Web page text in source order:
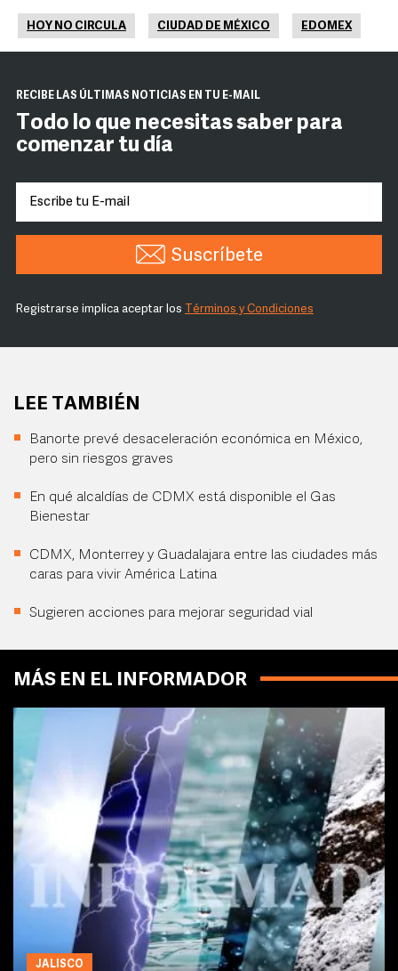
HOY NO CIRCULA CIUDAD DE MÉXICO EDOMEX
RECIBE LAS ÚLTIMAS NOTICIAS EN TU E-MAIL
Todo lo que necesitas saber para
comenzar tu día
Suscríbete
Registrarse implica aceptar los Términos y Condiciones
LEE TAMBIÉN
Banorte prevé desaceleración económica en México,
pero sin riesgos graves
En qué alcaldías de CDMX está disponible el Gas
Bienestar
CDMX, Monterrey y Guadalajara entre las ciudades más
caras para vivir América Latina
Sugieren acciones para mejorar seguridad vial
MÁS EN EL INFORMADOR
JALISCO